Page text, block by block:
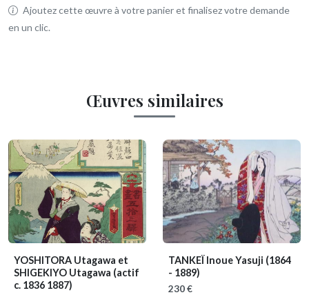
Ajoutez cette œuvre à votre panier et finalisez votre demande
en un clic.
Œuvres similaires
YOSHITORA Utagawa et
SHIGEKIYO Utagawa (actif
c. 1836 1887)
TANKEÏ Inoue Yasuji (1864
- 1889)
230 €